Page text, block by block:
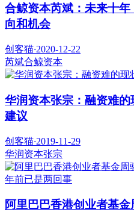
合鲸资本芮斌：未来十
向和机会
创客猫·2020-12-22
芮斌合鲸资本
华润资本张宗：融资难
建议
创客猫·2019-11-29
华润资本张宗
阿里巴巴香港创业者基